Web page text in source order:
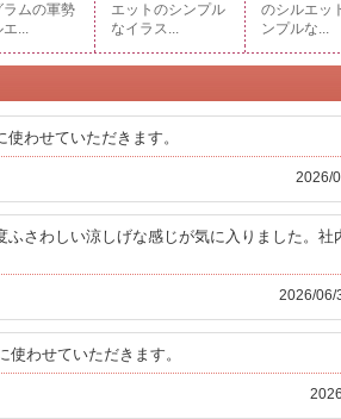
ラムの軍勢
エ...
エットのシンプル
なイラス...
のシルエッ
ンプルな...
わせていただきます。
2026/
さわしい涼しげな感じが気に入りました。社
2026/06/
わせていただきます。